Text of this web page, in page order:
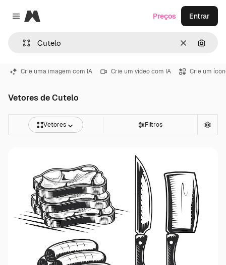
Close menu
Magnific
Limpar
Preços Entrar
Crie uma imagem com IA Crie um vídeo com IA Crie um
Vetores de Cutelo
Vetores Filtros